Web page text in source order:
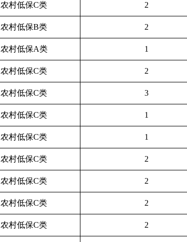
农村低保C类 2
农村低保B类 2
农村低保A类 1
农村低保C类 2
农村低保C类 3
农村低保C类 1
农村低保C类 1
农村低保C类 2
农村低保C类 2
农村低保C类 2
农村低保C类 2